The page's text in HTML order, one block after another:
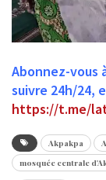
Abonnez-vous
suivre 24h/24,
https://t.me/
Akpakpa
mosquée centrale